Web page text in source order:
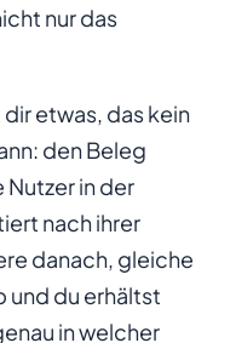
nur das
etwas, das kein
den Beleg
in der
nach ihrer
danach, gleiche
und du erhältst
in welcher